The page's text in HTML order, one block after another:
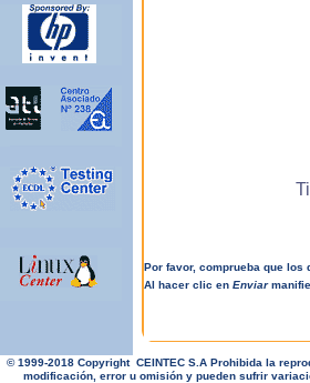
Por favor, comprueba que
Al hacer clic en Enviar
© 1999-2018 Copyright CEINTEC S.A Prohibida la
modificación, error u omisión y pueden sufrir